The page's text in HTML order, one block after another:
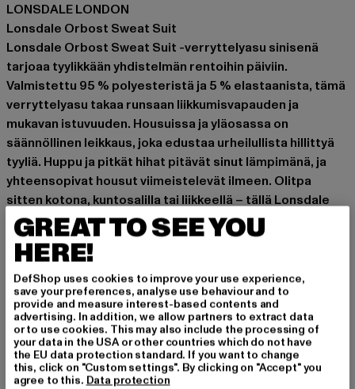
LONSDALE LONDON
Lonsdale Orbost Sweat Suit
Lonsdale Orbost Sweat Suit -verryttelyasu sinisenä
tarjoaa tyylikkään yhdistelmän rentoihin päiviin.
Valmistettu 95 % polyesteristä ja 5 % elastaanista, tämä
verryttelyasu takaa runsaan liikkumisvapauden ja
mukavan istuvuuden. Housuissa ja yläosassa on
säännöllinen leikkaus, joka edustaa urheilullista hillittyä
tyyliä. Huppu ja pitkät hihat pitävät sinut lämpimänä, ja
yhteensopivat housut viimeistelevät ilmeen. Olitpa
sitten kotona, kuntosalilla tai liikkeellä – tällä Lonsdale
Londonin kaksiosaisella asulla olet aina rennosti ja
mukavasti pukeutunut.
Tilaisuus: Arkivaatteet, Mukava, Basic
Kaula-aukko: Huppu
holkkityyppi: Pitkähihainen
Sulkutyypit: Vetoketju, Kiristysnauha
Yksityiskohdat: Tuotemerkin logo, Ribbed hihansuut,
Viiltotasku
Leikkaa: Regular
GREAT TO SEE YOU
HERE!
DefShop uses cookies to improve your use experience,
save your preferences, analyse use behaviour and to
provide and measure interest-based contents and
advertising. In addition, we allow partners to extract data
or to use cookies. This may also include the processing of
your data in the USA or other countries which do not have
the EU data protection standard. If you want to change
this, click on "Custom settings". By clicking on "Accept" you
agree to this. Data protection